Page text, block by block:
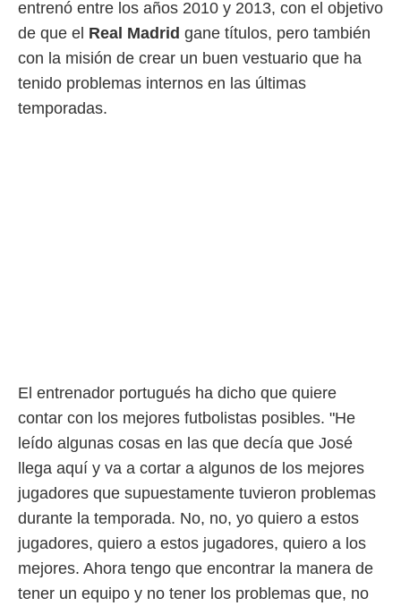
e
mediante
publicidad
entrenó entre los años 2010 y 2013, con el objetivo
de que el Real Madrid gane títulos, pero también
con la misión de crear un buen vestuario que ha
tenido problemas internos en las últimas
temporadas.
El entrenador portugués ha dicho que quiere
contar con los mejores futbolistas posibles. "He
leído algunas cosas en las que decía que José
llega aquí y va a cortar a algunos de los mejores
jugadores que supuestamente tuvieron problemas
durante la temporada. No, no, yo quiero a estos
jugadores, quiero a estos jugadores, quiero a los
mejores. Ahora tengo que encontrar la manera de
tener un equipo y no tener los problemas que, no